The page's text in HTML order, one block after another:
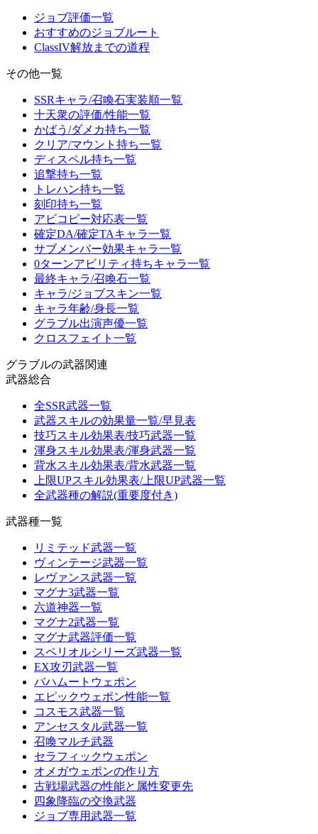
ジョブ評価一覧
おすすめのジョブルート
ClassIV解放までの道程
その他一覧
SSRキャラ/召喚石実装順一覧
十天衆の評価/性能一覧
かばう/ダメカ持ち一覧
クリア/マウント持ち一覧
ディスペル持ち一覧
追撃持ち一覧
トレハン持ち一覧
刻印持ち一覧
アビコピー対応表一覧
確定DA/確定TAキャラ一覧
サブメンバー効果キャラ一覧
0ターンアビリティ持ちキャラ一覧
最終キャラ/召喚石一覧
キャラ/ジョブスキン一覧
キャラ年齢/身長一覧
グラブル出演声優一覧
クロスフェイト一覧
グラブルの武器関連
武器総合
全SSR武器一覧
武器スキルの効果量一覧/早見表
技巧スキル効果表/技巧武器一覧
渾身スキル効果表/渾身武器一覧
背水スキル効果表/背水武器一覧
上限UPスキル効果表/上限UP武器一覧
全武器種の解説(重要度付き)
武器種一覧
リミテッド武器一覧
ヴィンテージ武器一覧
レヴァンス武器一覧
マグナ3武器一覧
六道神器一覧
マグナ2武器一覧
マグナ武器評価一覧
スペリオルシリーズ武器一覧
EX攻刃武器一覧
バハムートウェポン
エピックウェポン性能一覧
コスモス武器一覧
アンセスタル武器一覧
召喚マルチ武器
セラフィックウェポン
オメガウェポンの作り方
古戦場武器の性能と属性変更先
四象降臨の交換武器
ジョブ専用武器一覧